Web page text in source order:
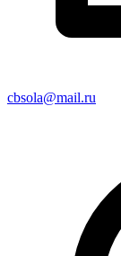
cbsola@mail.ru